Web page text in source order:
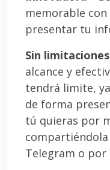
memorable
presentar tu
Sin
alcance y
tendrá limite,
de forma
tú quieras por
compartiéndola
Telegram o por